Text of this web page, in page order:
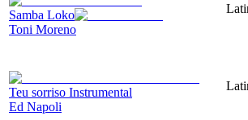
Samba Loko
Toni Moreno
Teu sorriso Instrumental
Ed Napoli